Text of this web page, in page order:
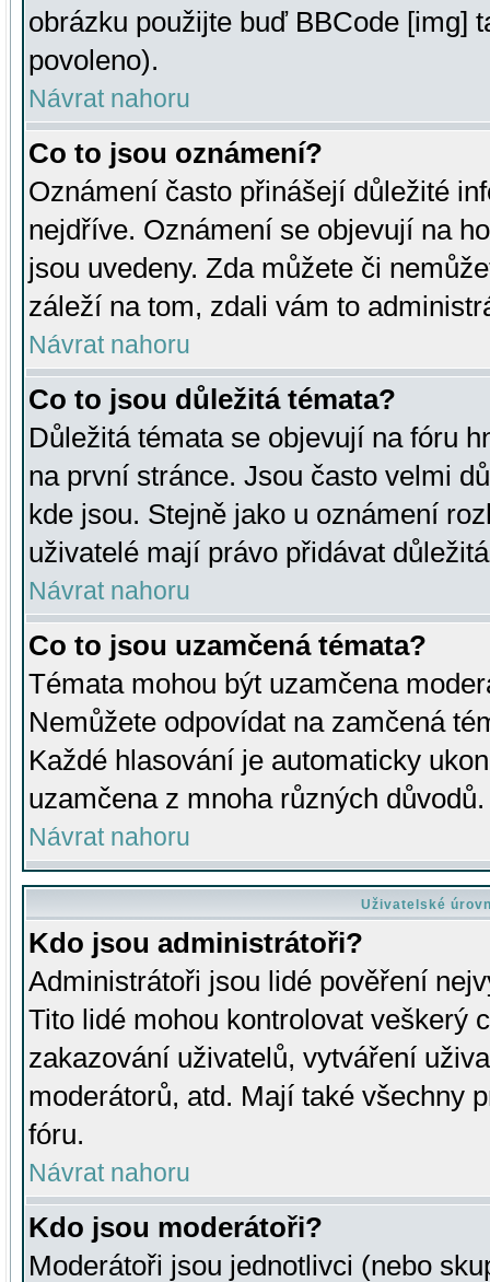
obrázku použijte buď BBCode [img]
povoleno).
Návrat nahoru
Co to jsou oznámení?
Oznámení často přinášejí důležité
nejdříve. Oznámení se objevují na
jsou uvedeny. Zda můžete či
záleží na tom, zdali vám to
Návrat nahoru
Co to jsou důležitá témata?
Důležitá témata se objevují na fóru
na první stránce. Jsou často velmi
kde jsou. Stejně jako u oznámení
uživatelé mají právo přidávat
Návrat nahoru
Co to jsou uzamčená témata?
Témata mohou být uzamčena
Nemůžete odpovídat na zamčená
Každé hlasování je automaticky
uzamčena z mnoha různých důvodů.
Návrat nahoru
Uživatelské
Kdo jsou administrátoři?
Administrátoři jsou lidé pověření
Tito lidé mohou kontrolovat veškerý
zakazování uživatelů, vytváření
moderátorů, atd. Mají také všechny
fóru.
Návrat nahoru
Kdo jsou moderátoři?
Moderátoři jsou jednotlivci (nebo